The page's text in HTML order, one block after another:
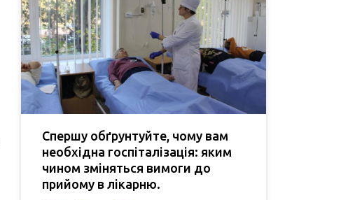
Спершу обґрунтуйте, чому вам
необхідна госпіталізація: яким
чином зміняться вимоги до
прийому в лікарню.